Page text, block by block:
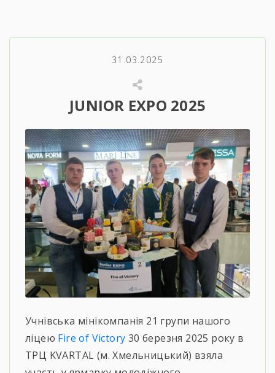
31.03.2025
JUNIOR EXPO 2025
Учнівська мінікомпанія 21 групи нашого
ліцею Fire of Victory 30 березня 2025 року в
ТРЦ KVARTAL (м. Хмельницький) взяла